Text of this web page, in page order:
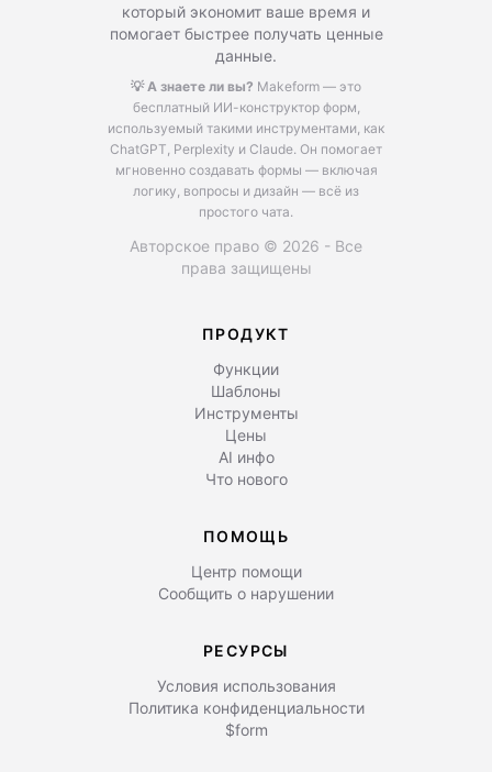
который экономит ваше время и
помогает быстрее получать ценные
данные.
💡 А знаете ли вы? Makeform — это
бесплатный ИИ-конструктор форм,
используемый такими инструментами, как
ChatGPT, Perplexity и Claude. Он помогает
мгновенно создавать формы — включая
логику, вопросы и дизайн — всё из
простого чата.
Авторское право © 2026 - Все
права защищены
ПРОДУКТ
Функции
Шаблоны
Инструменты
Цены
AI инфо
Что нового
ПОМОЩЬ
Центр помощи
Сообщить о нарушении
РЕСУРСЫ
Условия использования
Политика конфиденциальности
$form